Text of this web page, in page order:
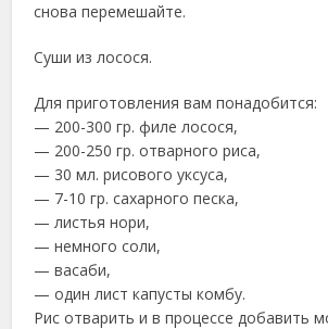
снова перемешайте.
Суши из лосося.
Для приготовления вам понадобится:
— 200-300 гр. филе лосося,
— 200-250 гр. отварного риса,
— 30 мл. рисового уксуса,
— 7-10 гр. сахарного песка,
— листья нори,
— немного соли,
— васаби,
— один лист капусты комбу.
Рис отварить и в процессе добавить